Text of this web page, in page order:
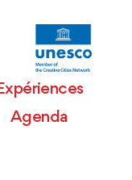
Agenda